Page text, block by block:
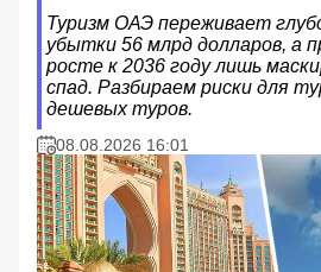
Туризм ОАЭ переживает
убытки 56 млрд долларов, а
росте к 2036 году лишь
спад. Разбираем риски для
дешевых туров.
08.08.2026 16:01